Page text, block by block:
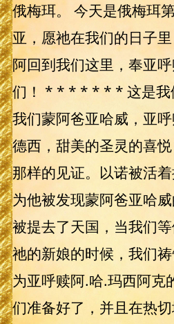
俄梅珥。 今天是俄梅珥
亚，愿祂在我们的日子
阿回到我们这里，奉亚
们！ * * * * * * * 这是我
我们蒙阿爸亚哈威，亚
德西，甜美的圣灵的喜
那样的见证。以诺被活
为他被发现蒙阿爸亚哈
被提去了天国，当我们
祂的新娘的时候，我们
为亚呼赎阿.哈.玛西阿克
们准备好了，并且在热